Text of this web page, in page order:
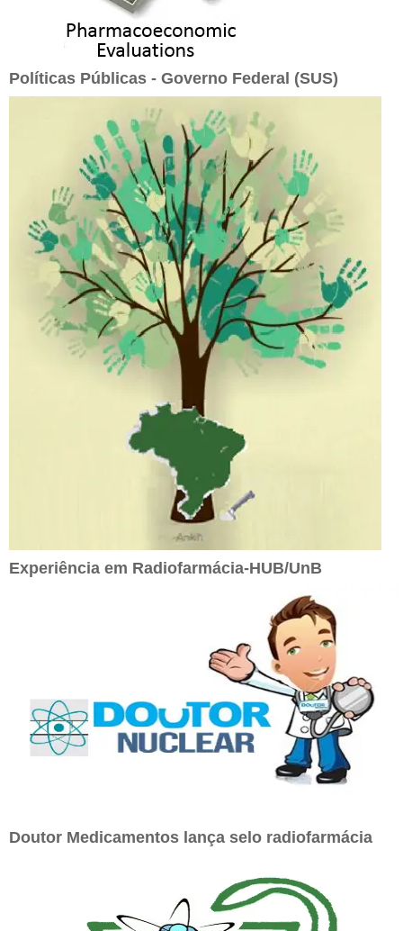
Políticas Públicas - Governo Federal (SUS)
Experiência em Radiofarmácia-HUB/UnB
Doutor Medicamentos lança selo radiofarmácia